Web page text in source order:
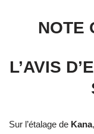
NOTE
L’AVIS
Sur l’étalage de Kana